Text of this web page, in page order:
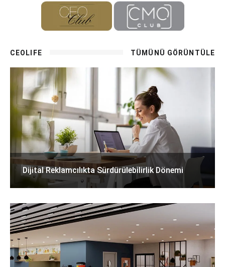
CEOLIFE TÜMÜNÜ GÖRÜNTÜLE
Dijital Reklamcılıkta Sürdürülebilirlik Dönemi